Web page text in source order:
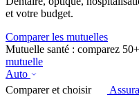
et votre budget.
Comparer les mutuelles
Mutuelle santé : comparez
mutuelle
Auto
Comparer et choisir